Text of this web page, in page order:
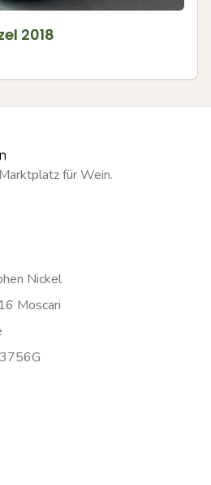
2018
für Wein.
Nickel
Moscari